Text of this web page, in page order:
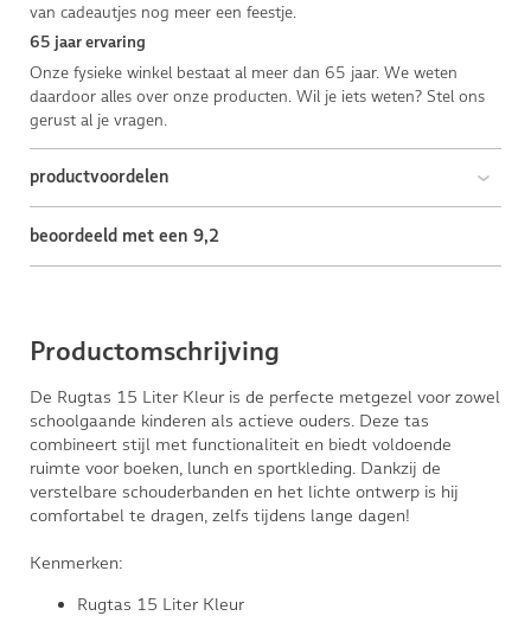
van cadeautjes nog meer een feestje.
65 jaar ervaring
Onze fysieke winkel bestaat al meer dan 65 jaar. We weten
daardoor alles over onze producten. Wil je iets weten? Stel ons
gerust al je vragen.
productvoordelen
beoordeeld met een 9,2
Productomschrijving
De Rugtas 15 Liter Kleur is de perfecte metgezel voor zowel
schoolgaande kinderen als actieve ouders. Deze tas
combineert stijl met functionaliteit en biedt voldoende
ruimte voor boeken, lunch en sportkleding. Dankzij de
verstelbare schouderbanden en het lichte ontwerp is hij
comfortabel te dragen, zelfs tijdens lange dagen!
Kenmerken:
Rugtas 15 Liter Kleur